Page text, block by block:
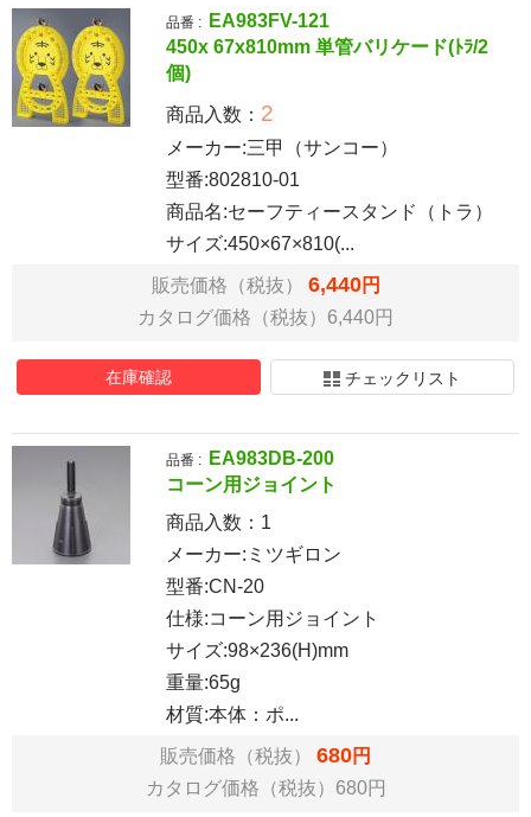
品番 :
EA983FV-121
450x 67x810mm 単管バリケード(ﾄﾗ/2
個)
商品入数： 2
メーカー:三甲（サンコー）
型番:802810-01
商品名:セーフティースタンド（トラ）
サイズ:450×67×810(...
販売価格（税抜） 6,440円
カタログ価格（税抜）6,440円
在庫確認 チェックリスト
品番 :
EA983DB-200
コーン用ジョイント
商品入数： 1
メーカー:ミツギロン
型番:CN-20
仕様:コーン用ジョイント
サイズ:98×236(H)mm
重量:65g
材質:本体：ポ...
販売価格（税抜） 680円
カタログ価格（税抜）680円